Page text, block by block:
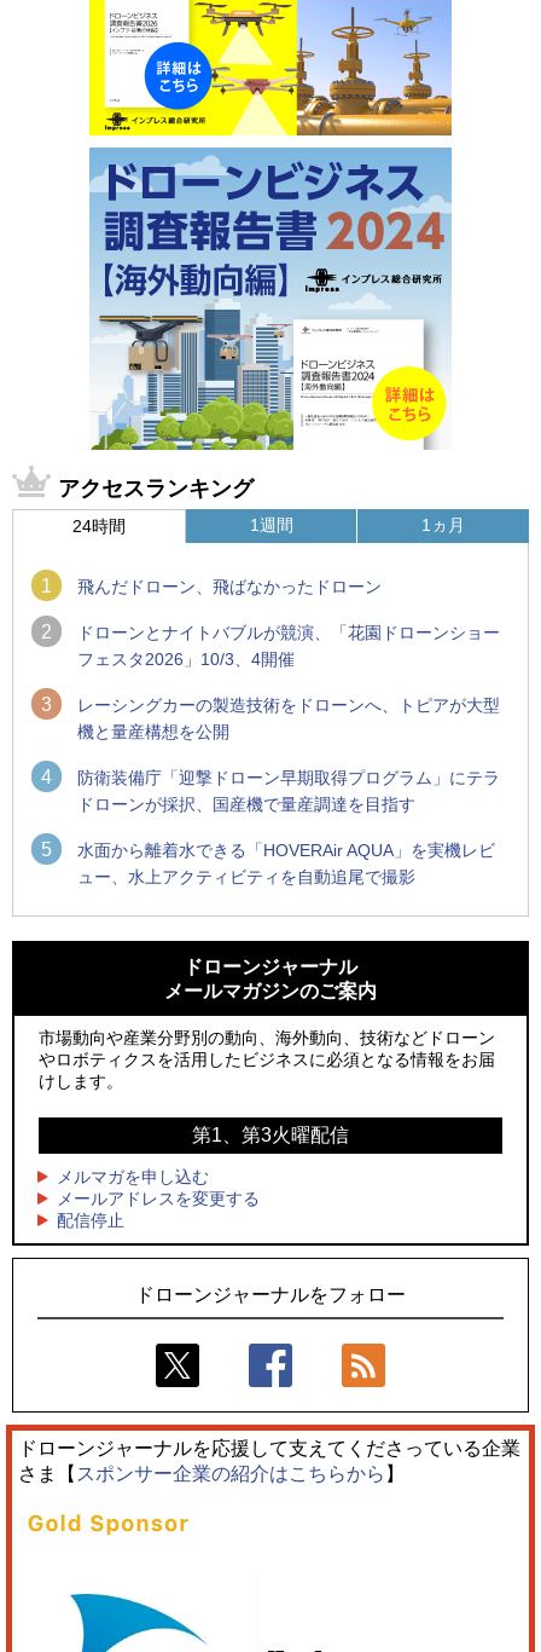
アクセスランキング
24時間
1 飛んだドローン、飛ばなかったドローン
2
ドローンとナイトバブルが競演、「花園ドローンショー
フェスタ2026」10/3、4開催
3
レーシングカーの製造技術をドローンへ、トピアが大型
機と量産構想を公開
4
防衛装備庁「迎撃ドローン早期取得プログラム」にテラ
ドローンが採択、国産機で量産調達を目指す
5
水面から離着水できる「HOVERAir AQUA」を実機レビ
ュー、水上アクティビティを自動追尾で撮影
1週間
ーンが採択、国産機で量産調達を目指す
ROBOZ、北名古屋市制20周年記念で「空飛ぶLEDスクリー
ン」とドローンショーによる新演出を実施
レッドクリフ、足利花火大会で映画『スパイダーマン』や
飛んだドローン、飛ばなかったドローン
ドローンとナイトバブルが競演、「花園ドローンショーフェ
スタ2026」10/3、4開催
1ヵ月
ン」とドローンショーによる新演出を実施
防衛装備庁「迎撃ドローン早期取得プログラム」にテラドロ
ーンが採択、国産機で量産調達を目指す
サザンビーチちがさき花火大会で「復活の花火」打ち上げ、
国産AUVを社会実装へ、スタートアップ「BlueArch株式会
社」設立
ロボデックス、2時間超の飛行を目指す新型水素燃料電池ドロ
ーンを公開
ドローンジャーナル
メールマガジンのご案内
市場動向や産業分野別の動向、海外動向、技術などドローン
やロボティクスを活用したビジネスに必須となる情報をお届
けします。
第1、第3火曜配信
メルマガを申し込む
メールアドレスを変更する
配信停止
ドローンジャーナルをフォロー
ドローンジャーナルを応援して支えてくださっている企業
さま【 スポンサー企業の紹介はこちらから 】